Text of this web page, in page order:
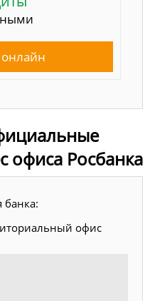
офиса Росбанка
банка:
офис